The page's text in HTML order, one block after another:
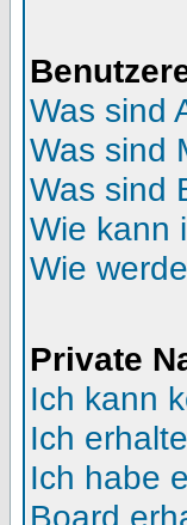
Was sind
Was sind
Was sind
Wie kann
Wie
Private
Ich kann
Ich
Ich habe
Board